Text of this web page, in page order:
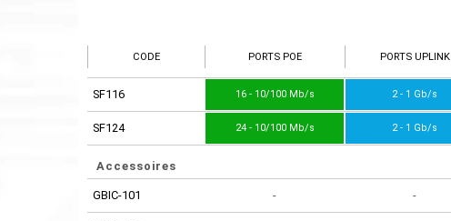
CODE PORTS POE PORTS UPLINK
SF116 16 - 10/100 Mb/s 2 - 1 Gb/s
SF124 24 - 10/100 Mb/s 2 - 1 Gb/s
Accessoires
GBIC-101 - -